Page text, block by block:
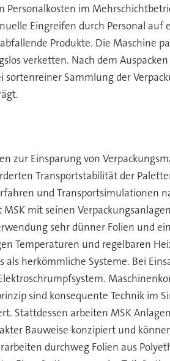
im
Eingreifen durch Personal
Produkte. Die Maschine
verketten. Nach dem
sortenreiner Sammlung der
zur Einsparung von
Transportstabilität der
und Transportsimulationen
mit seinen
sehr dünner Folien und
Temperaturen und regelbaren
herkömmliche Systeme. Bei
sind konsequente Technik im
Stattdessen arbeiten MSK
Bauweise konzipiert und
durchweg Folien aus